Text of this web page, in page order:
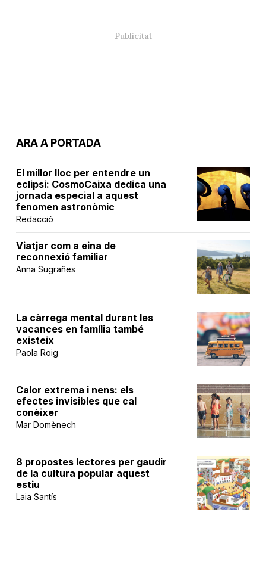
ARA A PORTADA
El millor lloc per entendre un
eclipsi: CosmoCaixa dedica una
jornada especial a aquest
fenomen astronòmic
Redacció
Viatjar com a eina de
reconnexió familiar
Anna Sugrañes
La càrrega mental durant les
vacances en família també
existeix
Paola Roig
Calor extrema i nens: els
efectes invisibles que cal
conèixer
Mar Domènech
8 propostes lectores per gaudir
de la cultura popular aquest
estiu
Laia Santís